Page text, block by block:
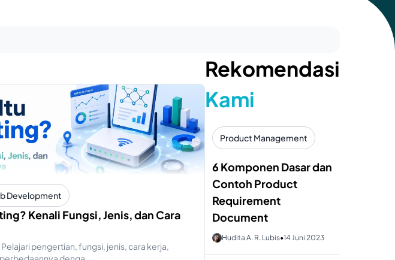
Development
Kenali Fungsi, Jenis, dan Cara
pengertian, fungsi, jenis, cara kerja,
Rekomendasi
Kami
Product Management
6 Komponen Dasar dan
Contoh Product
Requirement
Document
Hudita A. R. Lubis•14 Juni 2023